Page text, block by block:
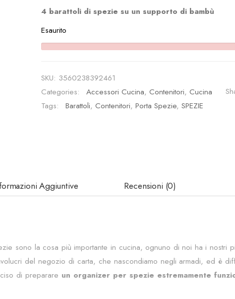
4 barattoli di spezie su un supporto di bambù
Esaurito
SKU: 3560238392461
Categories:
Accessori Cucina, Contenitori, Cucina
Tags:
Barattoli, Contenitori, Porta Spezie, SPEZIE
Aggiuntive Recensioni (0)
sono la cosa più importante in cucina, ognuno di noi ha i nostri
del negozio di carta, che nascondiamo negli armadi, ed è
di preparare un organizer per spezie estremamente